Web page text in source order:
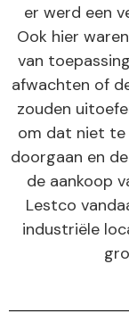
er werd een
Ook hier
van
afwachten of
zouden
om dat niet te
doorgaan en
de aankoop
Lestco
industriële